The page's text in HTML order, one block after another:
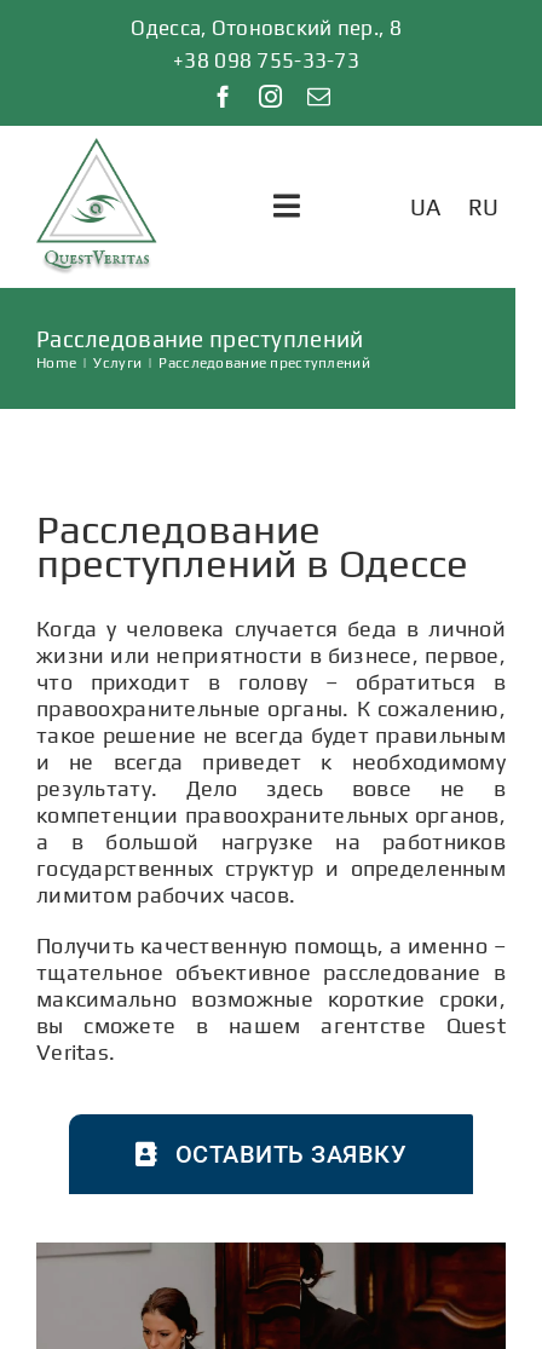
Одесса, Отоновский пер., 8
+38 098 755-33-73
Toggle
СТАТЬИ
КОНТАКТЫ
UA RU
Расследование преступлений
Home | Услуги | Расследование преступлений
Расследование
преступлений в Одессе
Когда у человека случается беда в личной
жизни или неприятности в бизнесе, первое,
что приходит в голову – обратиться в
правоохранительные органы. К сожалению,
такое решение не всегда будет правильным
и не всегда приведет к необходимому
результату. Дело здесь вовсе не в
компетенции правоохранительных органов,
а в большой нагрузке на работников
государственных структур и определенным
лимитом рабочих часов.
Получить качественную помощь, а именно –
тщательное объективное расследование в
максимально возможные короткие сроки,
вы сможете в нашем агентстве Quest
Veritas.
ОСТАВИТЬ ЗАЯВКУ